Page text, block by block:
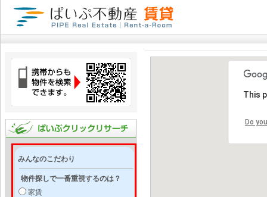
みんなのこだわり
物件探しで一番重視するのは？
家賃
This
Do